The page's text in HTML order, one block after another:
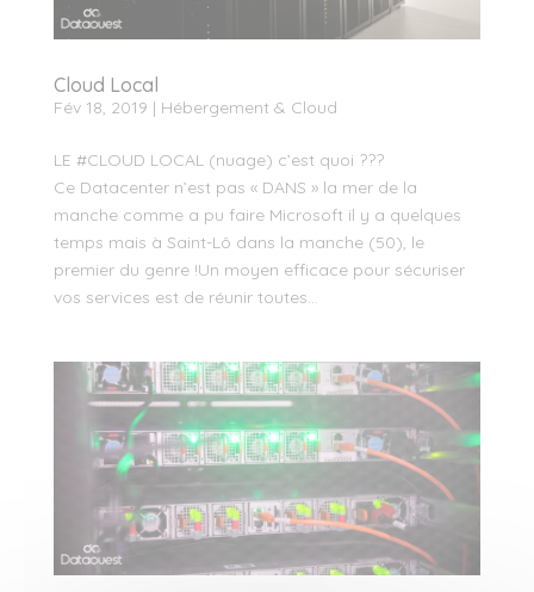
Cloud Local
Fév 18, 2019 | Hébergement & Cloud
LE #CLOUD LOCAL (nuage) c’est quoi ???
Ce Datacenter n’est pas « DANS » la mer de la
manche comme a pu faire Microsoft il y a quelques
temps mais à Saint-Lô dans la manche (50), le
premier du genre !Un moyen efficace pour sécuriser
vos services est de réunir toutes...